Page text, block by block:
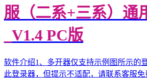
服（二系+三系）通
_V1.4 PC版
软件介绍1、多开器仅支持示例图所示的
此登录器，但提示不适配，请联系客服